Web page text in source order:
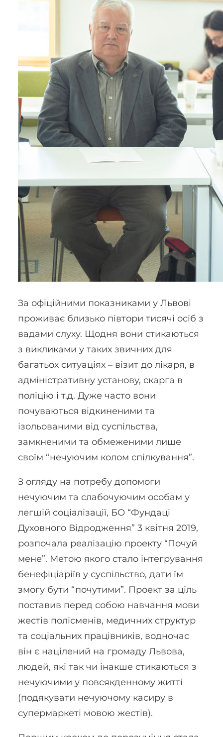
За офіційними показниками у Львові
проживає близько півтори тисячі осіб з
вадами слуху. Щодня вони стикаються
з викликами у таких звичних для
багатьох ситуаціях – візит до лікаря, в
адміністративну установу, скарга в
поліцію і т.д. Дуже часто вони
почуваються відкиненими та
ізольованими від суспільства,
замкненими та обмеженими лише
своїм “нечуючим колом спілкування”.
З огляду на потребу допомоги
нечуючим та слабочуючим особам у
легшій соціалізації, БО “Фундаці
Духовного Відродження” 3 квітня 2019,
розпочала реалізацію проекту “Почуй
мене”. Метою якого стало інтегрування
бенефіціаріїв у суспільство, дати їм
змогу бути “почутими”. Проект за ціль
поставив перед собою навчання мови
жестів полісменів, медичних структур
та соціальних працівників, водночас
він є націлений на громаду Львова,
людей, які так чи інакше стикаються з
нечуючими у повсякденному житті
(подякувати нечуючому касиру в
супермаркеті мовою жестів).